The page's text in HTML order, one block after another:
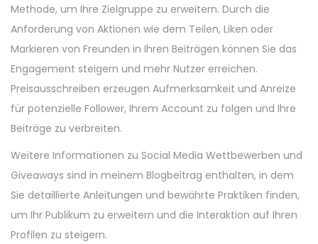
Methode, um Ihre Zielgruppe zu erweitern. Durch die
Anforderung von Aktionen wie dem Teilen, Liken oder
Markieren von Freunden in Ihren Beiträgen können Sie das
Engagement steigern und mehr Nutzer erreichen.
Preisausschreiben erzeugen Aufmerksamkeit und Anreize
für potenzielle Follower, Ihrem Account zu folgen und Ihre
Beiträge zu verbreiten.
Weitere Informationen zu Social Media Wettbewerben und
Giveaways sind in meinem Blogbeitrag enthalten, in dem
Sie detaillierte Anleitungen und bewährte Praktiken finden,
um Ihr Publikum zu erweitern und die Interaktion auf Ihren
Profilen zu steigern.